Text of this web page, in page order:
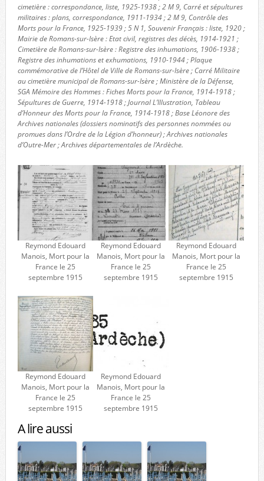
cimetière : correspondance, liste, 1925-1938 ; 2 M 9, Carré et sépultures
militaires : plans, correspondance, 1911-1934 ; 2 M 9, Contrôle des
Morts pour la France, 1925-1939 ; 5 N 1, Souvenir Français : liste, 1920 ;
Mairie de Romans-sur-Isère : Etat civil, registres des décès, 1914-1921 ;
Cimetière de Romans-sur-Isère : Registre des inhumations, 1906-1938 ;
Registre des inhumations et exhumations, 1910-1944 ; Plaque
commémorative de l’Hôtel de Ville de Romans-sur-Isère ; Carré Militaire
au cimetière municipal de Romans-sur-Isère ; Ministère de la Défense,
SGA Mémoire des Hommes : Fiches Morts pour la France, 1914-1918 ;
Sépultures de Guerre, 1914-1918 ; Journal L’Illustration, Tableau
d’Honneur des Morts pour la France, 1914-1918 ; Base Léonore des
Archives nationales (dossiers nominatifs des personnes nommées ou
promues dans l’Ordre de la Légion d’honneur) ; Archives nationales
d’Outre-Mer ; Archives départementales de l’Ardèche.
Reymond Edouard
Manois, Mort pour la
France le 25
septembre 1915
Reymond Edouard
Manois, Mort pour la
France le 25
septembre 1915
Reymond Edouard
Manois, Mort pour la
France le 25
septembre 1915
Reymond Edouard
Manois, Mort pour la
France le 25
septembre 1915
Reymond Edouard
Manois, Mort pour la
France le 25
septembre 1915
A lire aussi